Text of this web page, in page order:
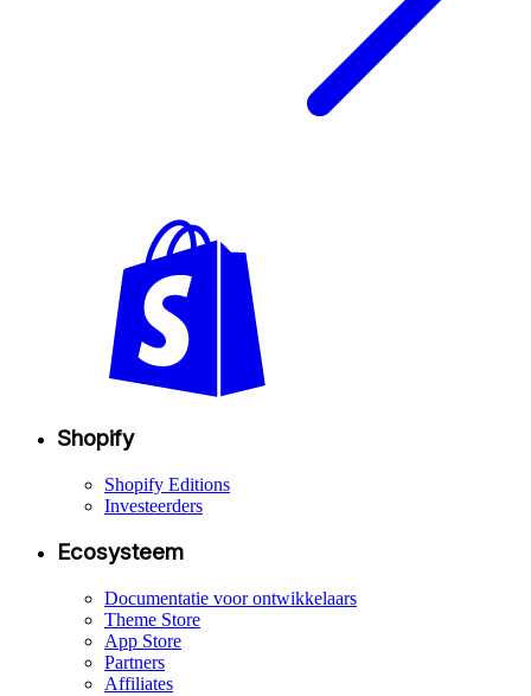
Shopify
Shopify Editions
Investeerders
Ecosysteem
Documentatie voor ontwikkelaars
Theme Store
App Store
Partners
Affiliates